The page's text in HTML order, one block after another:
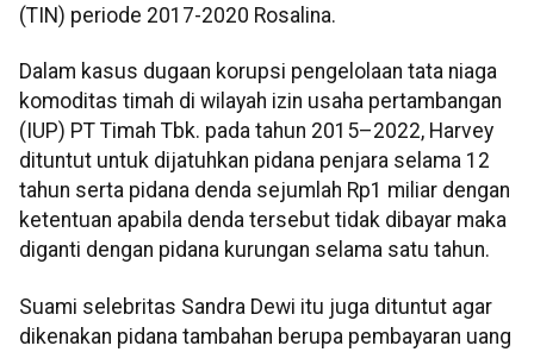
(TIN) periode 2017-2020 Rosalina.
Dalam kasus dugaan korupsi pengelolaan tata niaga
komoditas timah di wilayah izin usaha pertambangan
(IUP) PT Timah Tbk. pada tahun 2015–2022, Harvey
dituntut untuk dijatuhkan pidana penjara selama 12
tahun serta pidana denda sejumlah Rp1 miliar dengan
ketentuan apabila denda tersebut tidak dibayar maka
diganti dengan pidana kurungan selama satu tahun.
Suami selebritas Sandra Dewi itu juga dituntut agar
dikenakan pidana tambahan berupa pembayaran uang